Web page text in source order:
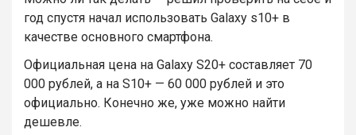
год спустя начал использовать Galaxy s10+ в
качестве основного смартфона.
Официальная цена на Galaxy S20+ составляет 70
000 рублей, а на S10+ — 60 000 рублей и это
официально. Конечно же, уже можно найти
дешевле.